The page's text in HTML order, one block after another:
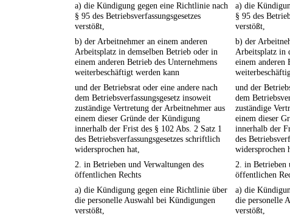
a) die Kündigung gegen eine Richtlinie nach
§ 95 des Betriebsverfassungsgesetzes
verstößt,
a) die
§ 95 des
verstößt,
b) der Arbeitnehmer an einem anderen
Arbeitsplatz in demselben Betrieb oder in
einem anderen Betrieb des Unternehmens
weiterbeschäftigt werden kann
b) der
Arbeitsplatz in
einem anderen
und der Betriebsrat oder eine andere nach
dem Betriebsverfassungsgesetz insoweit
zuständige Vertretung der Arbeitnehmer aus
einem dieser Gründe der Kündigung
innerhalb der Frist des § 102 Abs. 2 Satz 1
des Betriebsverfassungsgesetzes schriftlich
widersprochen hat,
und der
dem
zuständige
einem dieser
innerhalb der
des
widersprochen
2. in Betrieben und Verwaltungen des
öffentlichen Rechts
2. in Betrieben
öffentlichen
a) die Kündigung gegen eine Richtlinie über
die personelle Auswahl bei Kündigungen
verstößt,
a) die
die personelle
verstößt,